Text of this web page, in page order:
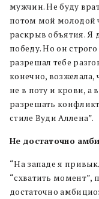
мужчин. Не буду
потом мой молодой
раскрыв объятия. Я
победу. Но он строго
разрешал тебе
конечно,
не в поту и крови, а
разрешать
стиле Вуди Аллена”.
Не достаточно
“На западе я
“схватить момент”,
достаточно